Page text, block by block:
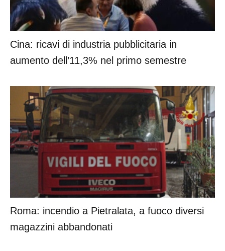
Cina: ricavi di industria pubblicitaria in
aumento dell’11,3% nel primo semestre
Roma: incendio a Pietralata, a fuoco diversi
magazzini abbandonati